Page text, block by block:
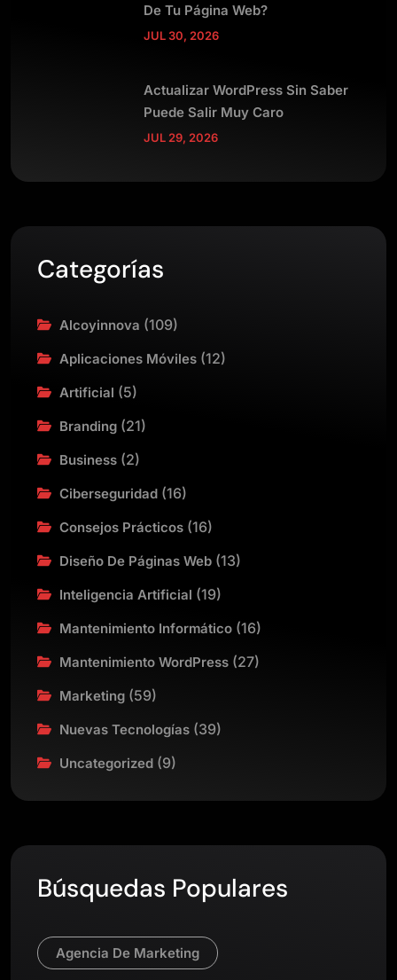
De Tu Página Web?
JUL 30, 2026
Actualizar WordPress Sin Saber
Puede Salir Muy Caro
JUL 29, 2026
Categorías
Alcoyinnova (109)
Aplicaciones Móviles (12)
Artificial (5)
Branding (21)
Business (2)
Ciberseguridad (16)
Consejos Prácticos (16)
Diseño De Páginas Web (13)
Inteligencia Artificial (19)
Mantenimiento Informático (16)
Mantenimiento WordPress (27)
Marketing (59)
Nuevas Tecnologías (39)
Uncategorized (9)
Búsquedas Populares
Agencia De Marketing